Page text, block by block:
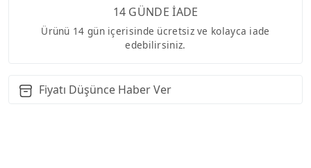
14 GÜNDE İADE
Ürünü 14 gün içerisinde ücretsiz ve kolayca iade
edebilirsiniz.
Fiyatı Düşünce Haber Ver